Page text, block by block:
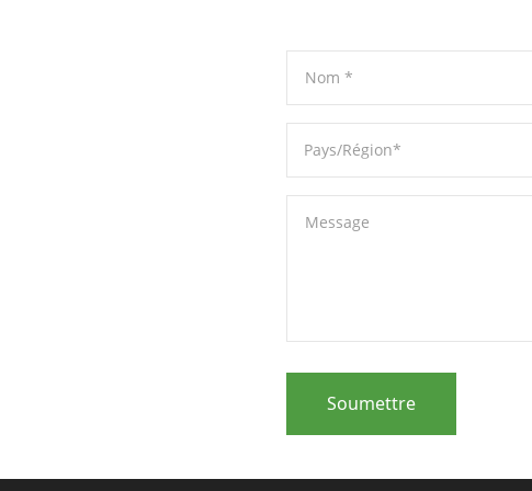
Nom *
Pays/Région*
Message
Soumettre